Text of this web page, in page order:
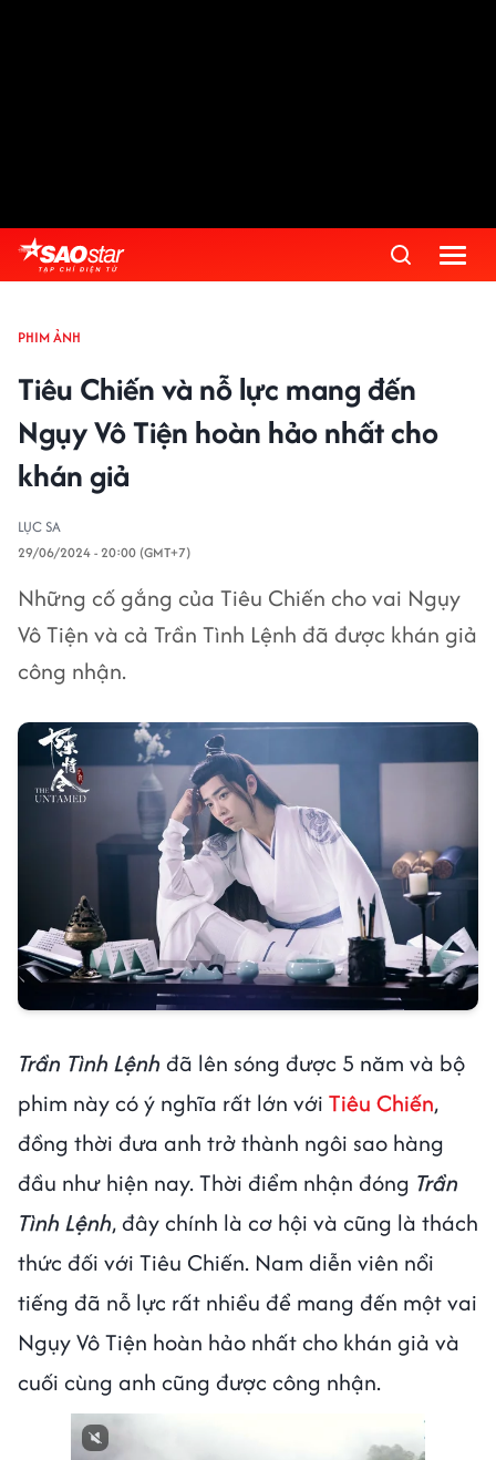
PHIM ẢNH
Tiêu Chiến và nỗ lực mang đến
Ngụy Vô Tiện hoàn hảo nhất cho
khán giả
LỤC SA
29/06/2024 - 20:00 (GMT+7)
Những cố gắng của Tiêu Chiến cho vai Ngụy
Vô Tiện và cả Trần Tình Lệnh đã được khán giả
công nhận.
Trần Tình Lệnh đã lên sóng được 5 năm và bộ
phim này có ý nghĩa rất lớn với Tiêu Chiến,
đồng thời đưa anh trở thành ngôi sao hàng
đầu như hiện nay. Thời điểm nhận đóng Trần
Tình Lệnh, đây chính là cơ hội và cũng là thách
thức đối với Tiêu Chiến. Nam diễn viên nổi
tiếng đã nỗ lực rất nhiều để mang đến một vai
Ngụy Vô Tiện hoàn hảo nhất cho khán giả và
cuối cùng anh cũng được công nhận.